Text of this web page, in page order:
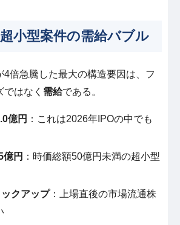
小型案件の需給バブル
4倍急騰した最大の構造要因は、フ
ではなく 需給である。
億円 ：これは2026年IPOの中でも
億円 ：時価総額50億円未満の超小型
クアップ：上場直後の市場流通株